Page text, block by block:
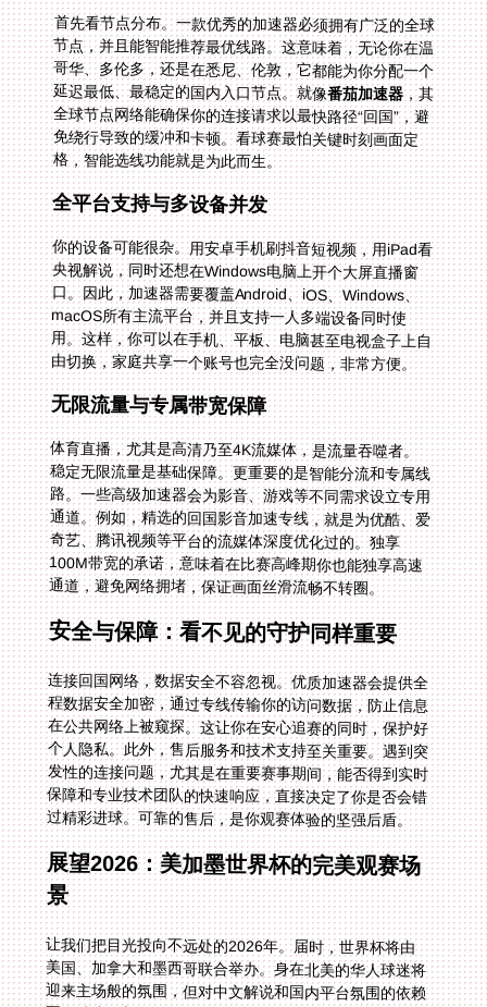
首先看节点分布。一款优秀的加速器必须拥有广泛的全球
节点，并且能智能推荐最优线路。这意味着，无论你在温
哥华、多伦多，还是在悉尼、伦敦，它都能为你分配一个
延迟最低、最稳定的国内入口节点。就像番茄加速器，其
全球节点网络能确保你的连接请求以最快路径“回国”，避
免绕行导致的缓冲和卡顿。看球赛最怕关键时刻画面定
格，智能选线功能就是为此而生。
全平台支持与多设备并发
你的设备可能很杂。用安卓手机刷抖音短视频，用iPad看
央视解说，同时还想在Windows电脑上开个大屏直播窗
口。因此，加速器需要覆盖Android、iOS、Windows、
macOS所有主流平台，并且支持一人多端设备同时使
用。这样，你可以在手机、平板、电脑甚至电视盒子上自
由切换，家庭共享一个账号也完全没问题，非常方便。
无限流量与专属带宽保障
体育直播，尤其是高清乃至4K流媒体，是流量吞噬者。
稳定无限流量是基础保障。更重要的是智能分流和专属线
路。一些高级加速器会为影音、游戏等不同需求设立专用
通道。例如，精选的回国影音加速专线，就是为优酷、爱
奇艺、腾讯视频等平台的流媒体深度优化过的。独享
100M带宽的承诺，意味着在比赛高峰期你也能独享高速
通道，避免网络拥堵，保证画面丝滑流畅不转圈。
安全与保障：看不见的守护同样重要
连接回国网络，数据安全不容忽视。优质加速器会提供全
程数据安全加密，通过专线传输你的访问数据，防止信息
在公共网络上被窥探。这让你在安心追赛的同时，保护好
个人隐私。此外，售后服务和技术支持至关重要。遇到突
发性的连接问题，尤其是在重要赛事期间，能否得到实时
保障和专业技术团队的快速响应，直接决定了你是否会错
过精彩进球。可靠的售后，是你观赛体验的坚强后盾。
展望2026：美加墨世界杯的完美观赛场
景
让我们把目光投向不远处的2026年。届时，世界杯将由
美国、加拿大和墨西哥联合举办。身在北美的华人球迷将
迎来主场般的氛围，但对中文解说和国内平台氛围的依赖
不会减少。想象一下，在加拿大的家中，你通过加速器流
畅接入国内直播平台，观看由熟悉解说员点评的、在隔壁
美国城市举行的世界杯比赛。那种跨越地理界限的文化连
接感，将会无比强烈。无论是通过抖音观看趣味横生的二
创解说，还是在央视频感受庄重专业的直播，一款性能强
劲的加速器都将是你无缝融入国内观赛狂欢的关键。它解